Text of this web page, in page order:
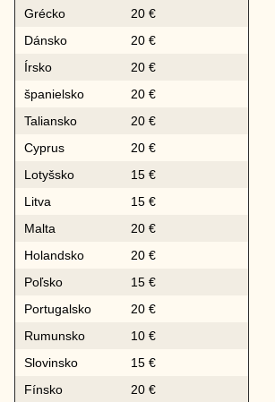
Grécko
20 €
Dánsko
20 €
Írsko
20 €
španielsko
20 €
Taliansko
20 €
Cyprus
20 €
Lotyšsko
15 €
Litva
15 €
Malta
20 €
Holandsko
20 €
Poľsko
15 €
Portugalsko
20 €
Rumunsko
10 €
Slovinsko
15 €
Fínsko
20 €